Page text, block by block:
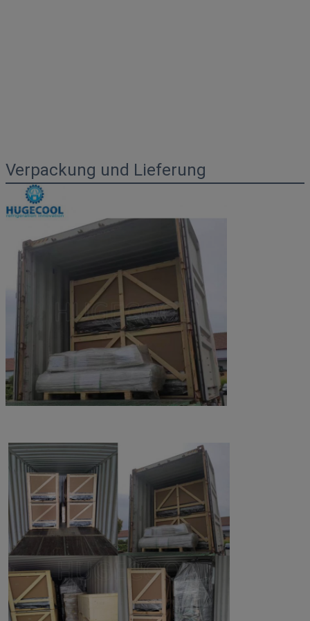
Verpackung und Lieferung